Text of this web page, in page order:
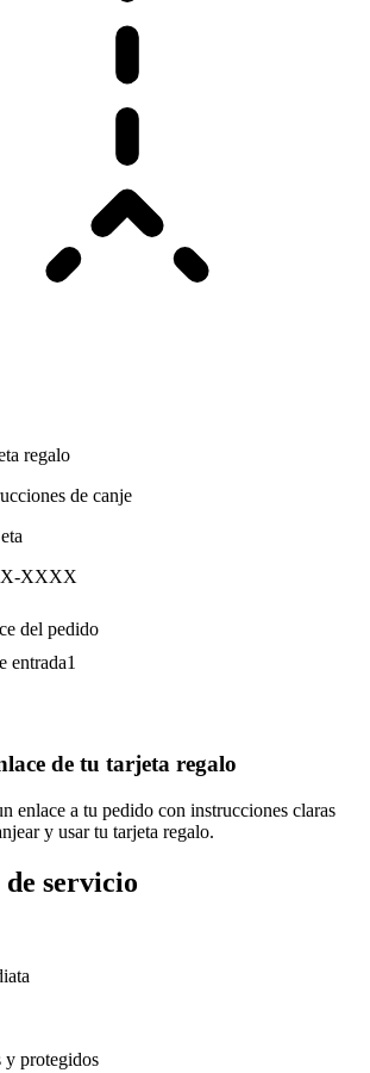
regalo
de canje
XXXX
del pedido
entrada1
de tu tarjeta regalo
enlace a tu pedido con instrucciones claras
y usar tu tarjeta regalo.
de servicio
y protegidos